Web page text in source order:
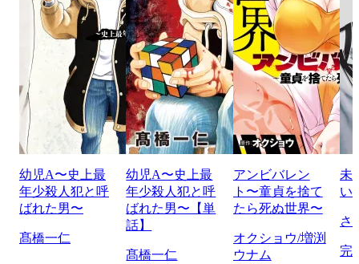
幼児A〜史上最
年少殺人犯と呼
ばれた男〜
髙橋一仁
幼児A〜史上最
年少殺人犯と呼
ばれた男〜【単
話】
髙橋一仁
アンビバレン
ト〜童貞を捨て
たら死ぬ世界〜
オクショウ/増渕
ウナム
未
い
さ
完